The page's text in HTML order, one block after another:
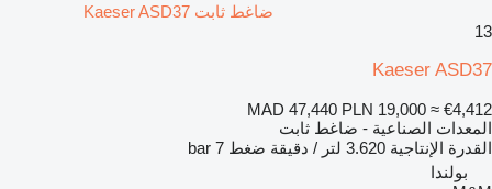
ضاغط ثابت Kaeser ASD37
13
Kaeser ASD37
MAD 47,440 PLN 19,000 ≈ €4,412
المعدات الصناعية - ضاغط ثابت
القدرة الإنتاجية 3.620 لتر / دقيقة ضغط 7 bar
بولندا